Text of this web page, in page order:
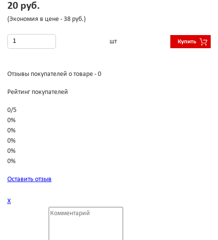
20 руб.
(Экономия в цене - 38 руб.)
шт Купить
Отзывы покупателей о товаре - 0
Рейтинг покупателей
0/5
0%
0%
0%
0%
0%
Оставить отзыв
Х